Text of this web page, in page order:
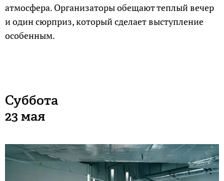
атмосфера. Организаторы обещают теплый вечер
и один сюрприз, который сделает выступление
особенным.
Суббота
23 мая